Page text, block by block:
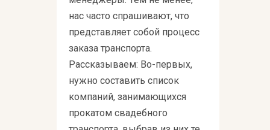
нас часто спрашивают, что
представляет собой процесс
заказа транспорта.
Рассказываем: Во-первых,
нужно составить список
компаний, занимающихся
прокатом свадебного